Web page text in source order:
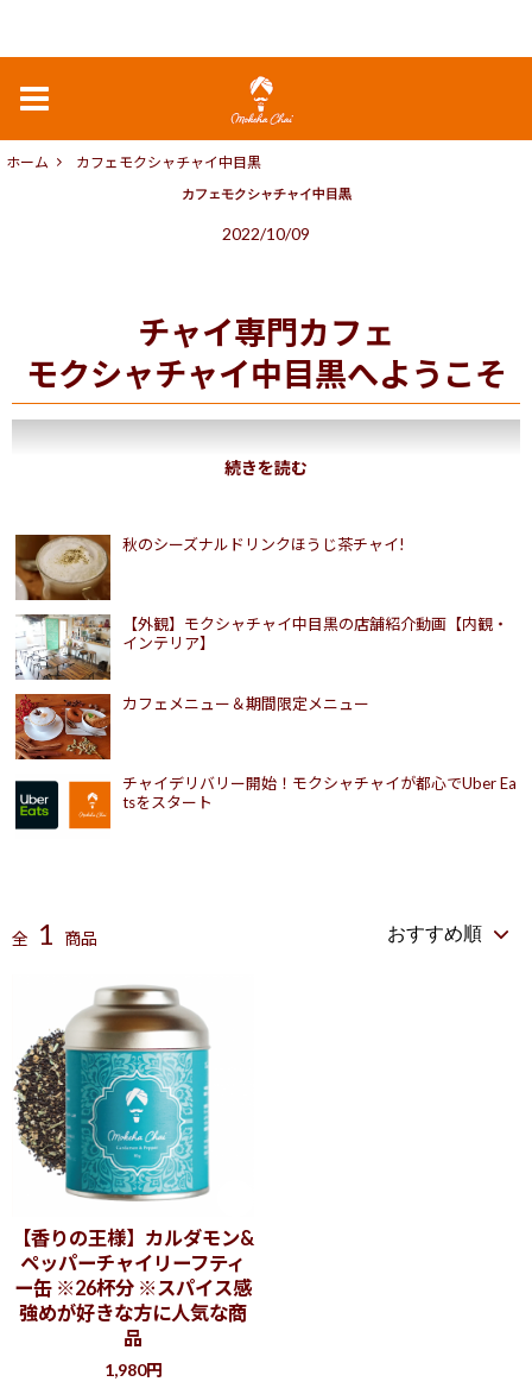
ホーム カフェ モクシャチャイ中目黒
カフェモクシャチャイ中目黒
2022/10/09
チャイ専門カフェ
モクシャチャイ中目黒へようこそ
アクセスのための詳しい動画を用意しました。駅からは一直線。街
の雰囲気を楽しみながらの散歩気分ならすぐに到着してしまいま
す。街ブラも楽しめる中目黒は、ホント、楽しい場所です。
中目黒駅の正面口を出て山手通を左にまっすぐ約8分ほど歩くとそこ
はモクシャチャイ。目黒川沿いを散歩しながらくるのも気持ちが良
くおすすめです。お店は人気店の餃子の福包の上。オレンジ色の看
板とのぼりが目印です。2階に上がり入口の扉付近に置いてある自動
アルコールスプレーで手を消毒頂き、いざ店内へ。
秋のシーズナルドリンクほうじ茶チャイ!
【外観】モクシャチャイ中目黒の店舗紹介動画【内観・
インテリア】
カフェメニュー＆期間限定メニュー
チャイデリバリー開始！モクシャチャイが都心でUber Ea
tsをスタート
全 1 商品
【香りの王様】カルダモン&
ペッパーチャイリーフティ
ー缶 ※26杯分 ※スパイス感
強めが好きな方に人気な商
品
1,980円